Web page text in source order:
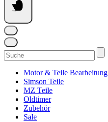
Suchen
nach:
Motor & Teile Bearbeitung
Simson Teile
MZ Teile
Oldtimer
Zubehör
Sale